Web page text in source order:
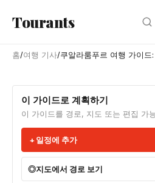
Tourants
홈/여행 기사/쿠알라룸푸르 여행 가이
이 가이드로 계획하기
이 가이드를 경로, 지도 또는 편집 가
일정에 추가
지도에서 경로 보기